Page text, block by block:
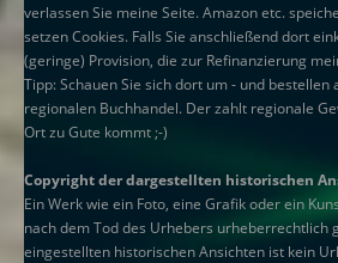
verlassen Sie meine Seite. Amazon etc.
setzen Cookies. Falls Sie anschließend dort
(geringe) Provision, die zur Refinanzierung
Tipp: Schauen Sie sich dort um - und bestellen
regionalen Buchhandel. Der zahlt regionale
Ort zu Gute kommt ;-)
Copyright der dargestellten historischen
Ein Werk wie ein Foto, eine Grafik oder ein
nach dem Tod des Urhebers urheberrechtlich
eingestellten historischen Ansichten ist kein